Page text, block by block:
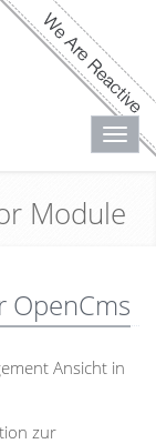
Module
OpenCms
Ansicht in
zur